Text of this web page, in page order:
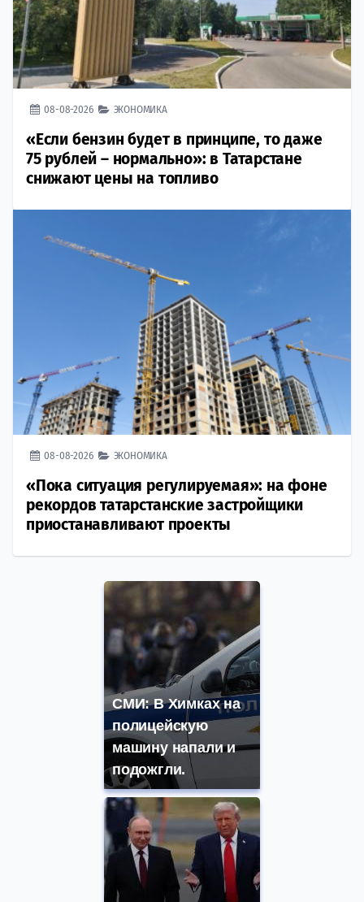
08-08-2026 ЭКОНОМИКА
«Если бензин будет в принципе, то даже
75 рублей – нормально»: в Татарстане
снижают цены на топливо
08-08-2026 ЭКОНОМИКА
«Пока ситуация регулируемая»: на фоне
рекордов татарстанские застройщики
приостанавливают проекты
СМИ: В Химках на
полицейскую
машину напали и
подожгли.